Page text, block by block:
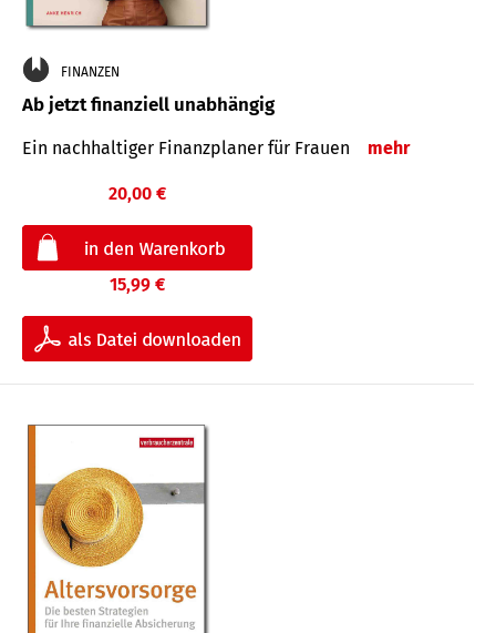
FINANZEN
Ab jetzt finanziell unabhängig
Ein nachhaltiger Finanzplaner für Frauen mehr
20,00 €
15,99 €